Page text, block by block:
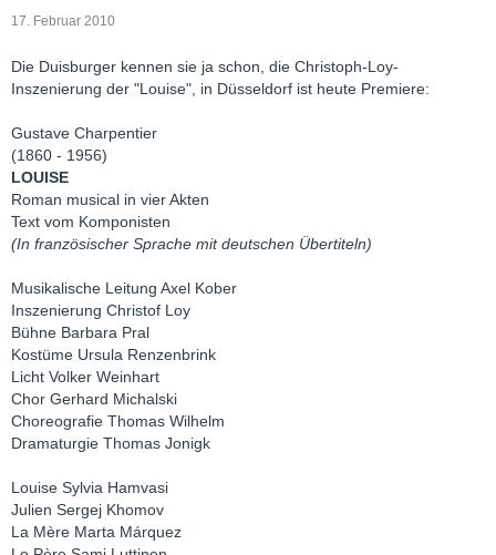
17. Februar 2010
Die Duisburger kennen sie ja schon, die Christoph-Loy-
Inszenierung der "Louise", in Düsseldorf ist heute Premiere:
Gustave Charpentier
(1860 - 1956)
LOUISE
Roman musical in vier Akten
Text vom Komponisten
(In französischer Sprache mit deutschen Übertiteln)
Musikalische Leitung Axel Kober
Inszenierung Christof Loy
Bühne Barbara Pral
Kostüme Ursula Renzenbrink
Licht Volker Weinhart
Chor Gerhard Michalski
Choreografie Thomas Wilhelm
Dramaturgie Thomas Jonigk
Louise Sylvia Hamvasi
Julien Sergej Khomov
La Mère Marta Márquez